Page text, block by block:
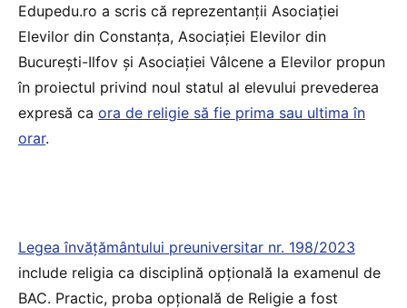
Edupedu.ro a scris că reprezentanții Asociației
Elevilor din Constanța, Asociației Elevilor din
București-Ilfov și Asociației Vâlcene a Elevilor propun
în proiectul privind noul statul al elevului prevederea
expresă ca ora de religie să fie prima sau ultima în
orar.
Legea învățământului preuniversitar nr. 198/2023
include religia ca disciplină opțională la examenul de
BAC. Practic, proba opțională de Religie a fost